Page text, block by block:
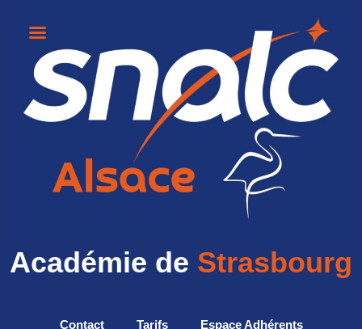
Académie de Strasbourg
Contact Tarifs Espace Adhérents